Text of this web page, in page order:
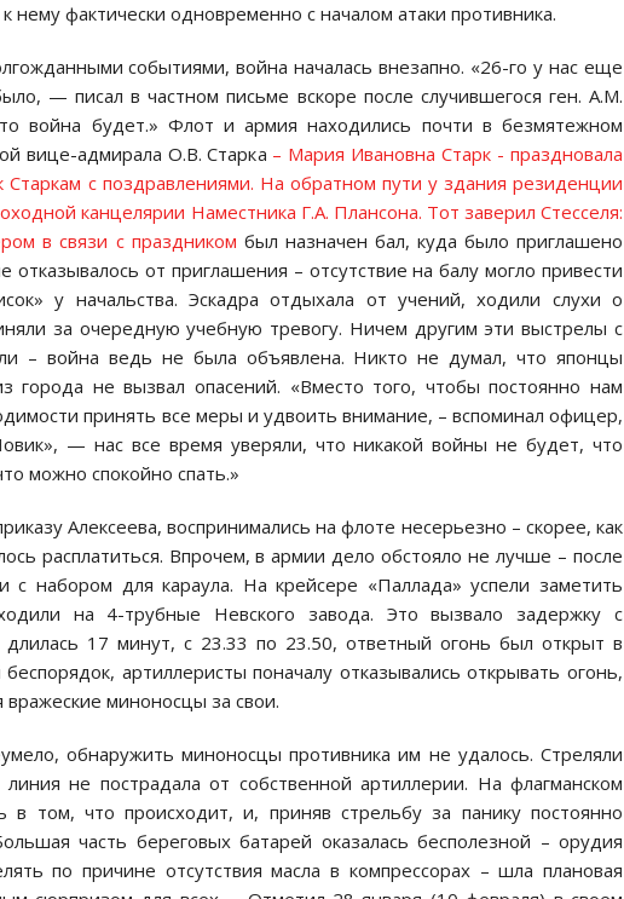
фактически одновременно с началом атаки противника.
событиями, война началась внезапно. «26-го у нас еще
— писал в частном письме вскоре после случившегося ген. А.М.
война будет.» Флот и армия находились почти в безмятежном
вице-адмирала О.В. Старка – Мария Ивановна Старк - праздновала
Старкам с поздравлениями. На обратном пути у здания резиденции
канцелярии Наместника Г.А. Плансона. Тот заверил Стесселя:
в связи с праздником был назначен бал, куда было приглашено
от приглашения – отсутствие на балу могло привести
у начальства. Эскадра отдыхала от учений, ходили слухи о
за очередную учебную тревогу. Ничем другим эти выстрелы с
– война ведь не была объявлена. Никто не думал, что японцы
города не вызвал опасений. «Вместо того, чтобы постоянно нам
принять все меры и удвоить внимание, – вспоминал офицер,
— нас все время уверяли, что никакой войны не будет, что
можно спокойно спать.»
Алексеева, воспринимались на флоте несерьезно – скорее, как
расплатиться. Впрочем, в армии дело обстояло не лучше – после
с набором для караула. На крейсере «Паллада» успели заметить
на 4-трубные Невского завода. Это вызвало задержку с
длилась 17 минут, с 23.33 по 23.50, ответный огонь был открыт в
артиллеристы поначалу отказывались открывать огонь,
миноносцы за свои.
обнаружить миноносцы противника им не удалось. Стреляли
не пострадала от собственной артиллерии. На флагманском
в том, что происходит, и, приняв стрельбу за панику постоянно
часть береговых батарей оказалась бесполезной – орудия
по причине отсутствия масла в компрессорах – шла плановая